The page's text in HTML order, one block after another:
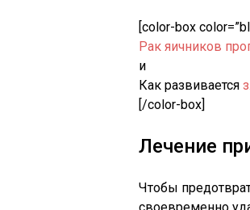
[color-box
Рак яичников
и
Как развивается
[/color-box]
Лечение
Чтобы